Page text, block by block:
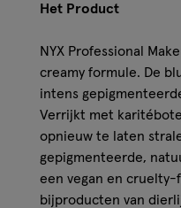
Het Product
NYX Professional
creamy formule. De
intens
Verrijkt met
opnieuw te laten
gepigmenteerde,
een vegan en
bijproducten van